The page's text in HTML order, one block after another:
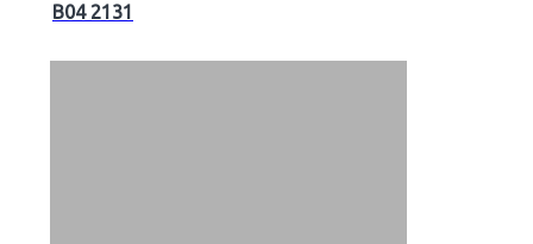
B04 2131